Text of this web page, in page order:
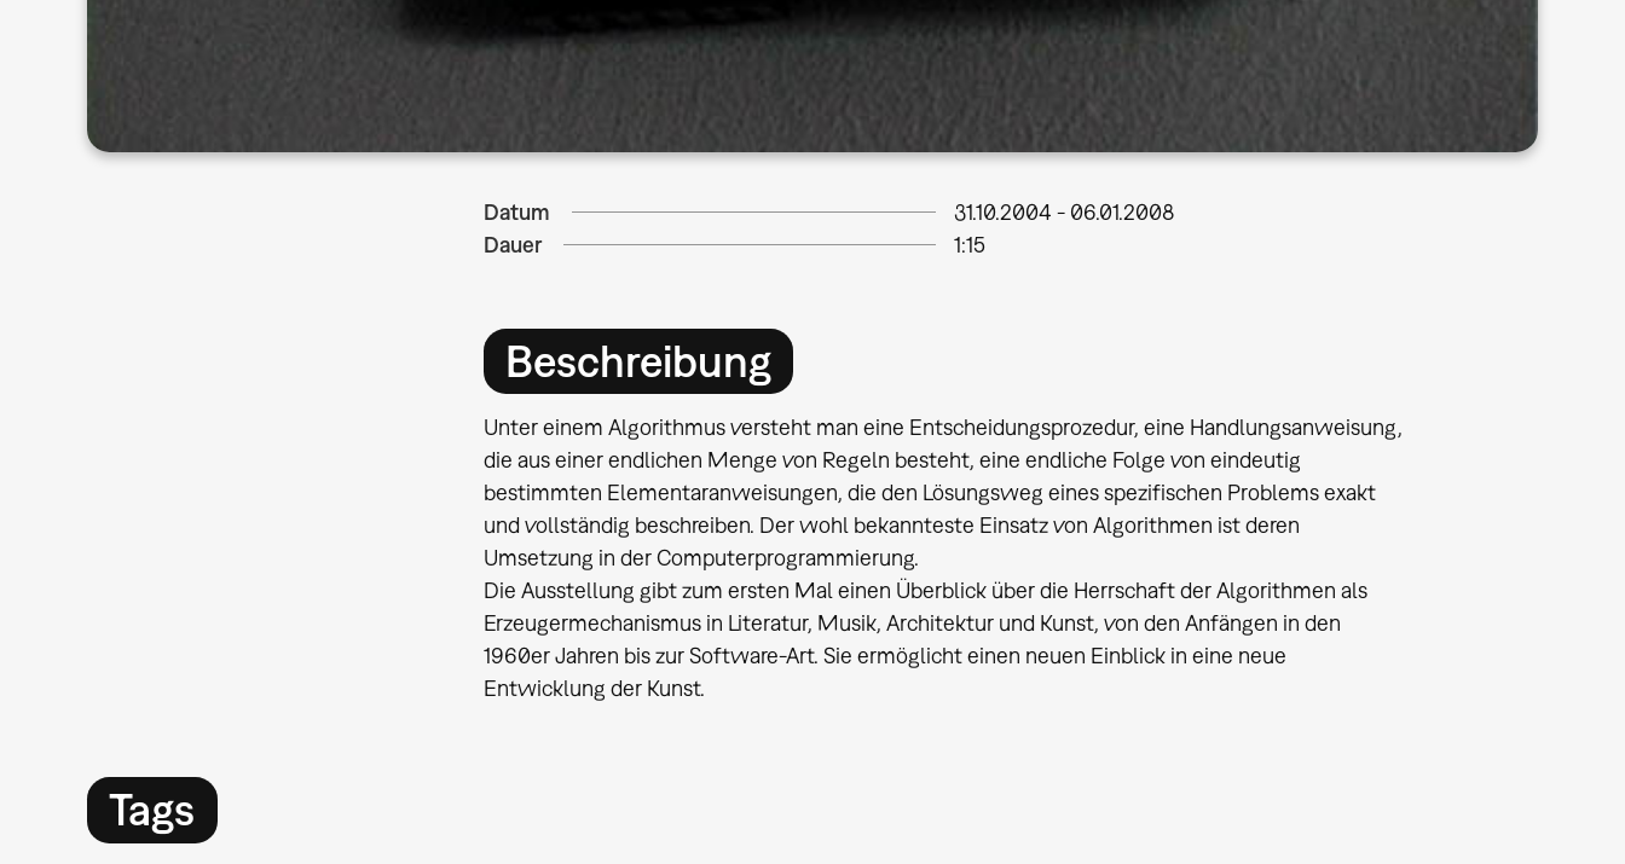
Datum 31.10.2004 - 06.01.2008
Dauer
1:15
Beschreibung
Unter einem Algorithmus versteht man eine Entscheidungsprozedur, eine Handlungsanweisung,
die aus einer endlichen Menge von Regeln besteht, eine endliche Folge von eindeutig
bestimmten Elementaranweisungen, die den Lösungsweg eines spezifischen Problems exakt
und vollständig beschreiben. Der wohl bekannteste Einsatz von Algorithmen ist deren
Umsetzung in der Computerprogrammierung.
Die Ausstellung gibt zum ersten Mal einen Überblick über die Herrschaft der Algorithmen als
Erzeugermechanismus in Literatur, Musik, Architektur und Kunst, von den Anfängen in den
1960er Jahren bis zur Software-Art. Sie ermöglicht einen neuen Einblick in eine neue
Entwicklung der Kunst.
Tags